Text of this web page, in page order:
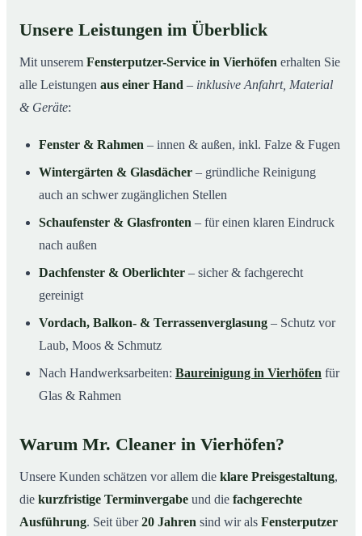
Unsere Leistungen im Überblick
Mit unserem Fensterputzer-Service in Vierhöfen erhalten Sie
alle Leistungen aus einer Hand – inklusive Anfahrt, Material
& Geräte:
Fenster & Rahmen – innen & außen, inkl. Falze & Fugen
Wintergärten & Glasdächer – gründliche Reinigung
auch an schwer zugänglichen Stellen
Schaufenster & Glasfronten – für einen klaren Eindruck
nach außen
Dachfenster & Oberlichter – sicher & fachgerecht
gereinigt
Vordach, Balkon- & Terrassenverglasung – Schutz vor
Laub, Moos & Schmutz
Nach Handwerksarbeiten: Baureinigung in Vierhöfen für
Glas & Rahmen
Warum Mr. Cleaner in Vierhöfen?
Unsere Kunden schätzen vor allem die klare Preisgestaltung,
die kurzfristige Terminvergabe und die fachgerechte
Ausführung. Seit über20 Jahren sind wir als Fensterputzer